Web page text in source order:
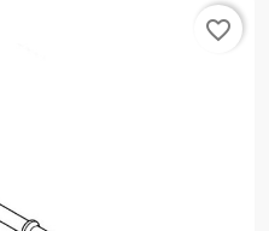
favorite_border